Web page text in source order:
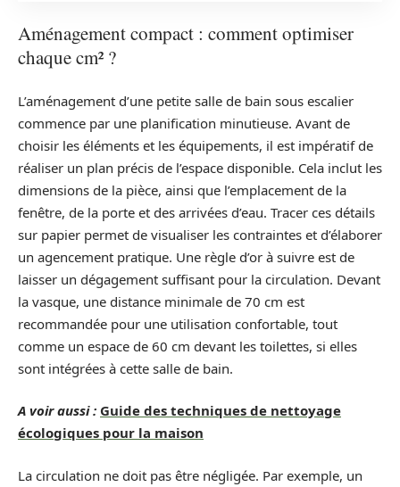
Aménagement compact : comment optimiser
chaque cm² ?
L’aménagement d’une petite salle de bain sous escalier
commence par une planification minutieuse. Avant de
choisir les éléments et les équipements, il est impératif de
réaliser un plan précis de l’espace disponible. Cela inclut les
dimensions de la pièce, ainsi que l’emplacement de la
fenêtre, de la porte et des arrivées d’eau. Tracer ces détails
sur papier permet de visualiser les contraintes et d’élaborer
un agencement pratique. Une règle d’or à suivre est de
laisser un dégagement suffisant pour la circulation. Devant
la vasque, une distance minimale de 70 cm est
recommandée pour une utilisation confortable, tout
comme un espace de 60 cm devant les toilettes, si elles
sont intégrées à cette salle de bain.
A voir aussi : Guide des techniques de nettoyage
écologiques pour la maison
La circulation ne doit pas être négligée. Par exemple, un